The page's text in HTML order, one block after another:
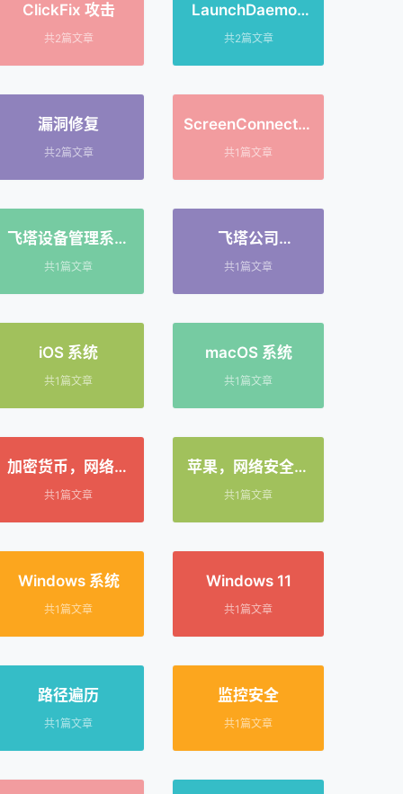
ClickFix 攻击
共2篇文章
LaunchDaemon
持久化
共2篇文章
漏洞修复
共2篇文章
ScreenConnect（
远程监控管理工
共1篇文章
飞塔设备管理系统
（FortiManager）
共1篇文章
飞塔公司
（Fortinet）
共1篇文章
iOS 系统
共1篇文章
macOS 系统
共1篇文章
加密货币，网络安
全，数据泄露，恶
社会工程学
共1篇文章
苹果，网络安全，
iOS 系统，iPadOS
洞
共1篇文章
Windows 系统
共1篇文章
Windows 11
共1篇文章
路径遍历
共1篇文章
监控安全
共1篇文章